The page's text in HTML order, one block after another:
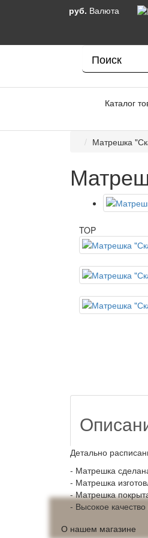
руб. Валюта
Каталог
Матрешка
TOP
Детально
- Матрешка
- Матрешка
- Матрешка
- Высокое
О нашем магазине